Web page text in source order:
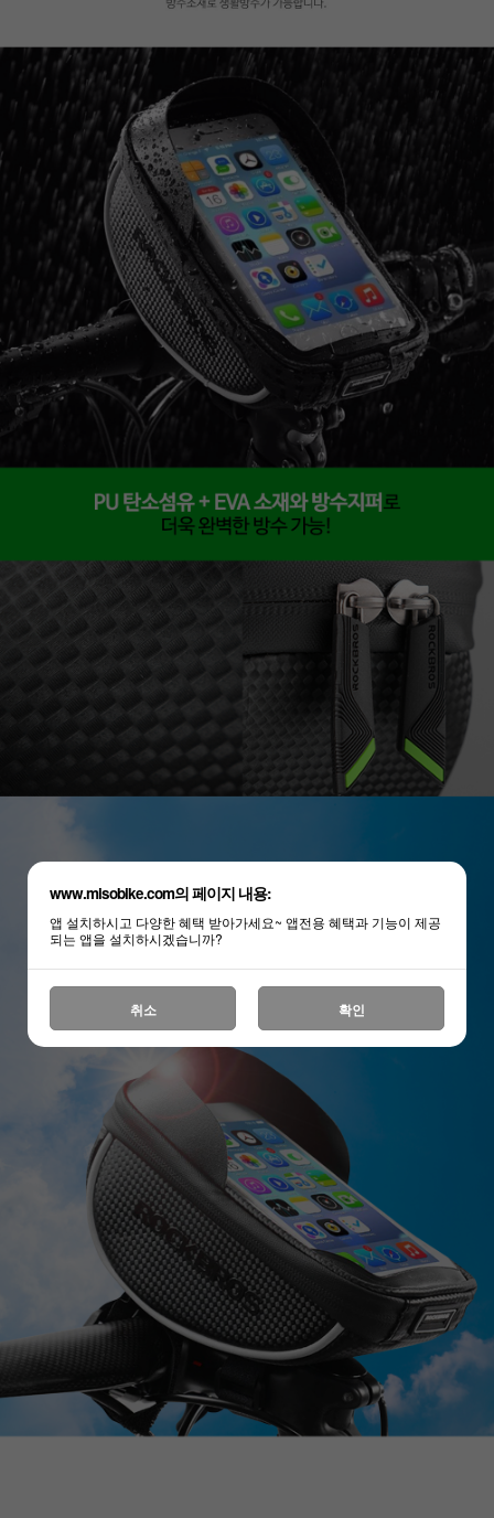
www.misobike.com의 페이지 내용:
앱 설치하시고 다양한 혜택 받아가세요~ 앱전용 혜택과 기능이 제공
되는 앱을 설치하시겠습니까?
취소 확인